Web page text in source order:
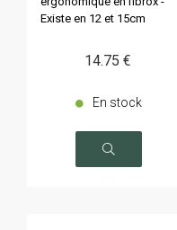
Existe en 12 et 15cm
14.75 €
En stock